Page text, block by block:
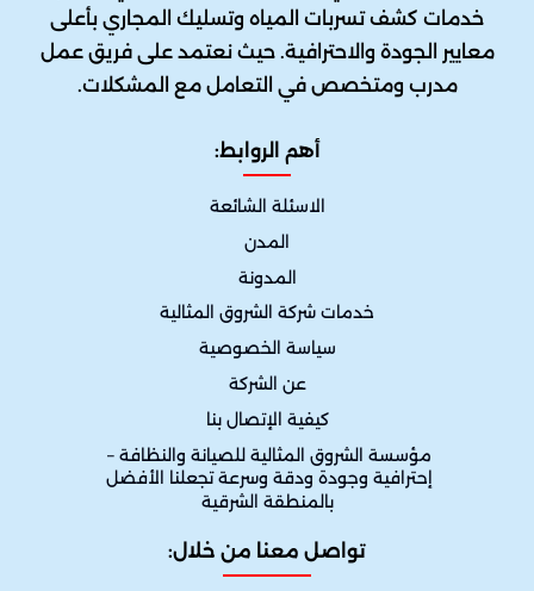
خدمات كشف تسربات المياه وتسليك المجاري بأعلى
معايير الجودة والاحترافية. حيث نعتمد على فريق عمل
مدرب ومتخصص في التعامل مع المشكلات.
أهم الروابط:
الاسئلة الشائعة
المدن
المدونة
خدمات شركة الشروق المثالية
سياسة الخصوصية
عن الشركة
كيفية الإتصال بنا
بالمنطقة الشرقية
تواصل معنا من خلال: